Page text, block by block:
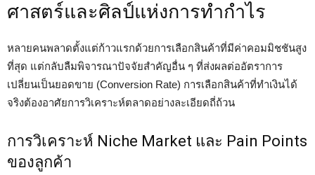
ศาสตร์และศิลป์แห่งการทำกำไร
หลายคนพลาดตั้งแต่ก้าวแรกด้วยการเลือกสินค้าที่มีค่าคอมมิชชันสูง
ที่สุด แต่กลับลืมพิจารณาปัจจัยสำคัญอื่น ๆ ที่ส่งผลต่ออัตราการ
เปลี่ยนเป็นยอดขาย (Conversion Rate) การเลือกสินค้าที่ทำเงินได้
จริงต้องอาศัยการวิเคราะห์ตลาดอย่างละเอียดถี่ถ้วน
การวิเคราะห์ Niche Market และ Pain Points
ของลูกค้า